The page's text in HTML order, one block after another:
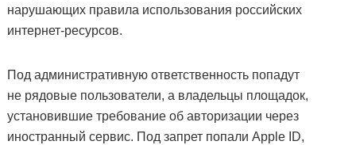
нарушающих правила использования российских
интернет-ресурсов.
Под административную ответственность попадут
не рядовые пользователи, а владельцы площадок,
установившие требование об авторизации через
иностранный сервис. Под запрет попали Apple ID,